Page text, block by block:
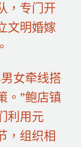
，专门开
文明婚嫁
女牵线搭
。”鲍店镇
利用元
，组织相